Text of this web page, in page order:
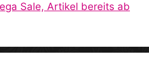
Sale, Artikel bereits ab